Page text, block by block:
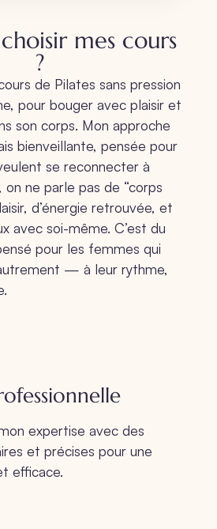
mes cours
?
de Pilates sans pression
pour bouger avec plaisir et
son corps. Mon approche
bienveillante, pensée pour
se reconnecter à
ne parle pas de “corps
d’énergie retrouvée, et
avec soi-même. C’est du
pour les femmes qui
— à leur rythme,
expertise avec des
et précises pour une
efficace.